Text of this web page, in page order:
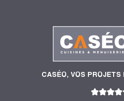
CASÉO, VOS PROJETS